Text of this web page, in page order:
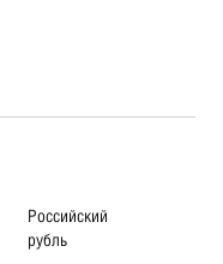
Российский
рубль